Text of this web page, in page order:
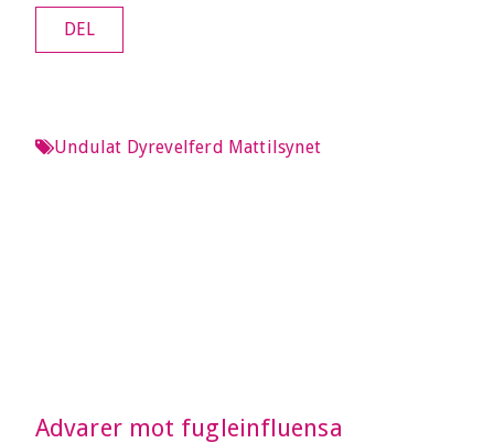
DEL
Undulat Dyrevelferd Mattilsynet
Advarer mot fugleinfluensa